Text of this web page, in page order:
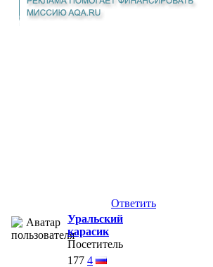
Ответить
Уральский
карасик
Посетитель
177 4